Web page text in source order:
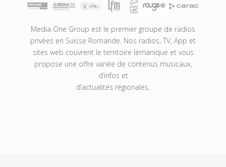
Media One Group est le premier groupe de radios
privées en Suisse Romande. Nos radios, TV, App et
sites web couvrent le territoire lémanique et vous
propose une offre variée de contenus musicaux,
d’infos et
d’actualités régionales.